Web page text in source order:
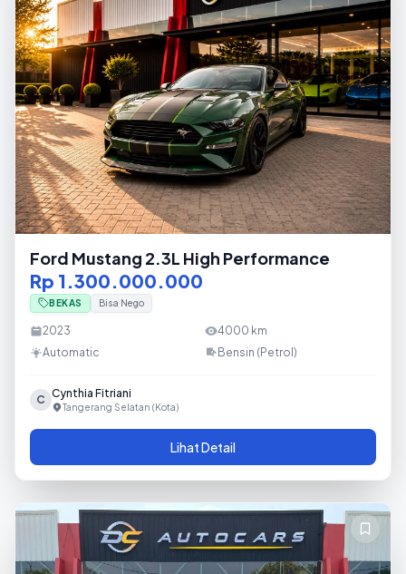
Ford Mustang 2.3L High Performance
Rp 1.300.000.000
BEKAS Bisa Nego
2023 4000 km
Automatic
Bensin (Petrol)
C Cynthia Fitriani
Tangerang Selatan (Kota)
Lihat Detail